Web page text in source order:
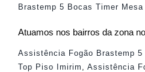
Brastemp 5 Bocas Timer
Atuamos nos bairros da zona
Assistência Fogão Brastemp
Top Piso Imirim
Assistência